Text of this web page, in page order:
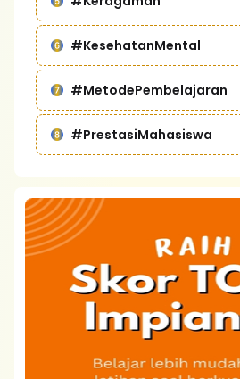
#KesehatanMental
#MetodePembelajaran
#PrestasiMahasiswa